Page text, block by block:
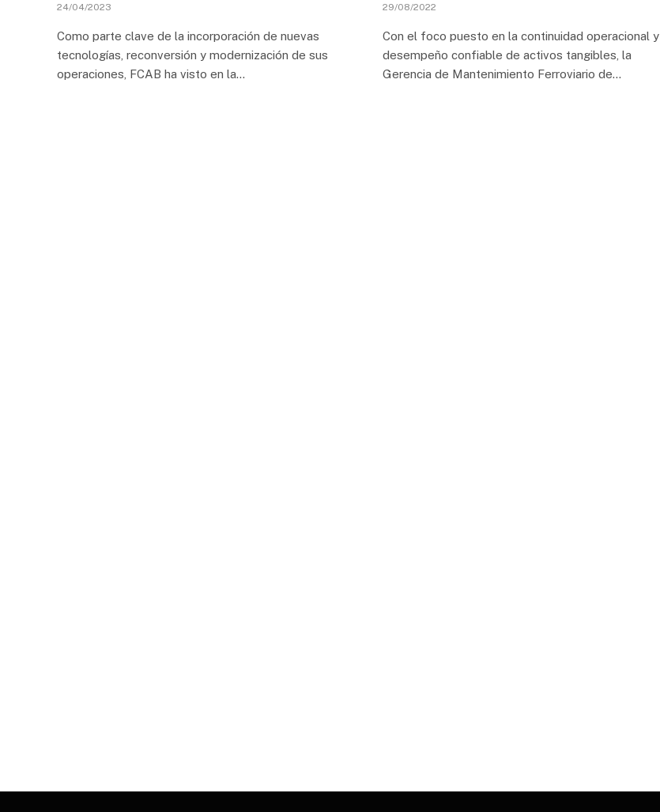
24/04/2023
Como parte clave de la incorporación de nuevas
tecnologías, reconversión y modernización de sus
operaciones, FCAB ha visto en la…
29/08/2022
Con el foco puesto en la continuidad operacional y
desempeño confiable de activos tangibles, la
Gerencia de Mantenimiento Ferroviario de…